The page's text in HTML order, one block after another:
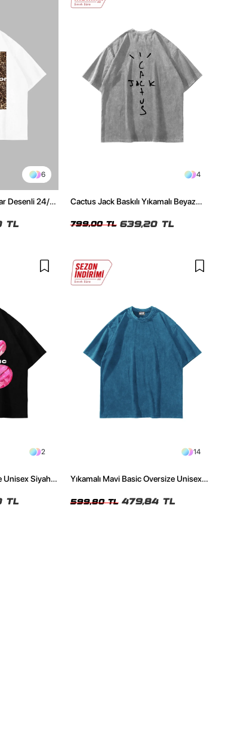
6
Desenli 24/1
TL
4
Cactus Jack Baskılı Yıkamalı Beyaz
799,00 TL 639,20 TL
2
Unisex Siyah
TL
14
Yıkamalı Mavi Basic Oversize Unisex
599,80 TL 479,84 TL